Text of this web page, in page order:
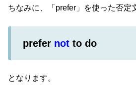
ちなみに、「prefer」を使った否定
prefer not to do
となります。